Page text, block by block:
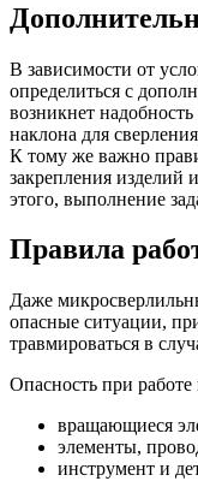
В зависимости от
определиться с
возникнет
наклона для
К тому же важно
закрепления изделий
этого, выполнение
Правила
Даже
опасные ситуации,
травмироваться в
Опасность при работе
вращающиеся
элементы,
инструмент и